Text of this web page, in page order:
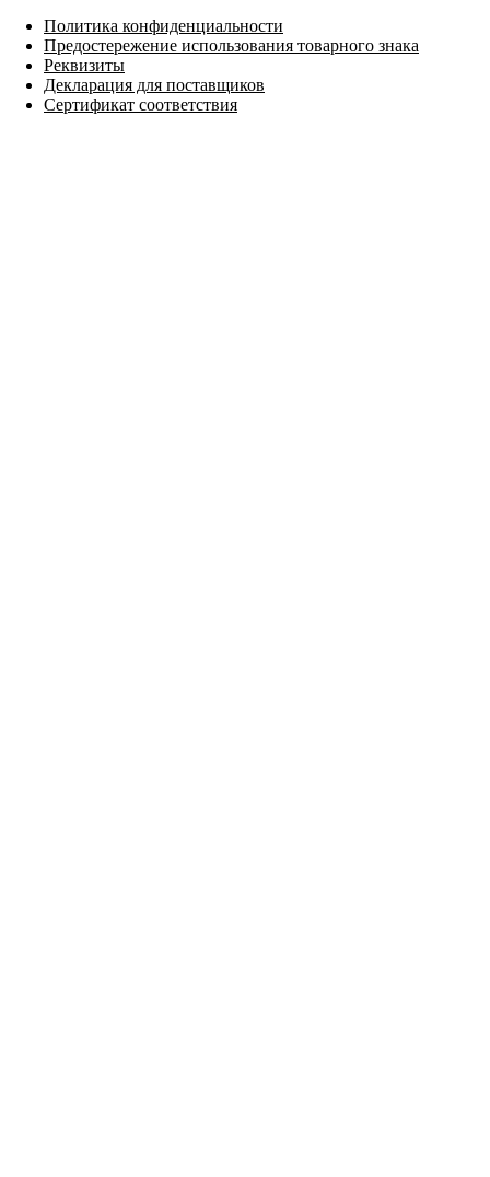
Политика конфиденциальности
Предостережение использования товарного знака
Реквизиты
Декларация для поставщиков
Сертификат соответствия